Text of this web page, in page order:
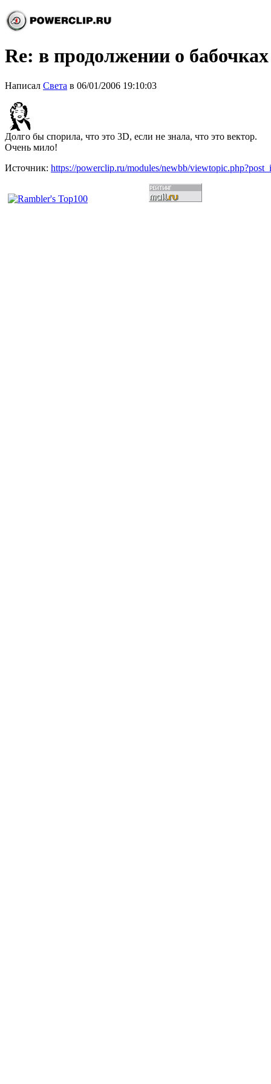
Re: в продолжении о бабочках
Написал Света в 06/01/2006 19:10:03
Долго бы спорила, что это 3D, если не знала, что это вектор.
Очень мило!
Источник: https://powerclip.ru/modules/newbb/